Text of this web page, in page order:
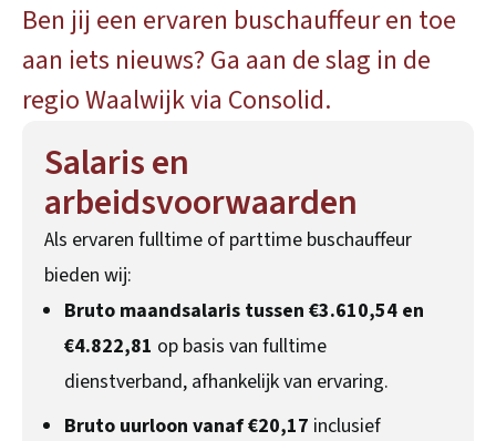
Ben jij een ervaren buschauffeur en toe
aan iets nieuws? Ga aan de slag in de
regio Waalwijk via Consolid.
Salaris en
arbeidsvoorwaarden
Als ervaren fulltime of parttime buschauffeur
bieden wij:
Bruto maandsalaris tussen €3.610,54 en
€4.822,81 op basis van fulltime
dienstverband, afhankelijk van ervaring.
Bruto uurloon vanaf €20,17 inclusief